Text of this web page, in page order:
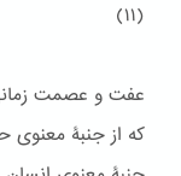
(١١)
عفت و عصمت
که از جنبۀ